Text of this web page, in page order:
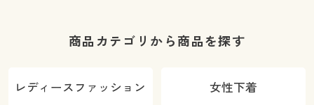
商品カテゴリから商品を探す
レディースファッション 女性下着